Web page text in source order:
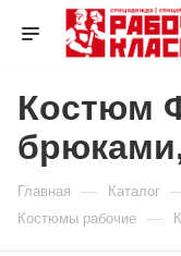
Костюм
Главная — Каталог
Костюмы рабочие —